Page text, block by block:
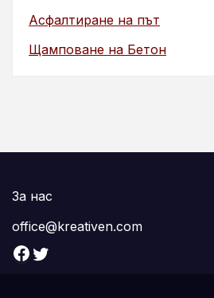
Асфалтиране на път
Щамповане на Бетон
За нас
office@kreativen.com
Facebook Twitter